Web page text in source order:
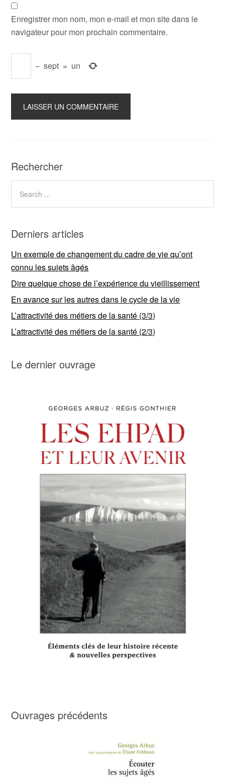
Enregistrer mon nom, mon e-mail et mon site dans le
navigateur pour mon prochain commentaire.
− sept = un
Rechercher
Derniers articles
Un exemple de changement du cadre de vie qu’ont
connu les sujets âgés
Dire quelque chose de l’expérience du vieillissement
En avance sur les autres dans le cycle de la vie
L’attractivité des métiers de la santé (3/3)
L’attractivité des métiers de la santé (2/3)
Le dernier ouvrage
Ouvrages précédents